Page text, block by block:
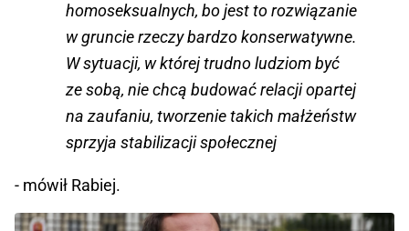
homoseksualnych, bo jest to rozwiązanie
w gruncie rzeczy bardzo konserwatywne.
W sytuacji, w której trudno ludziom być
ze sobą, nie chcą budować relacji opartej
na zaufaniu, tworzenie takich małżeństw
sprzyja stabilizacji społecznej
- mówił Rabiej.